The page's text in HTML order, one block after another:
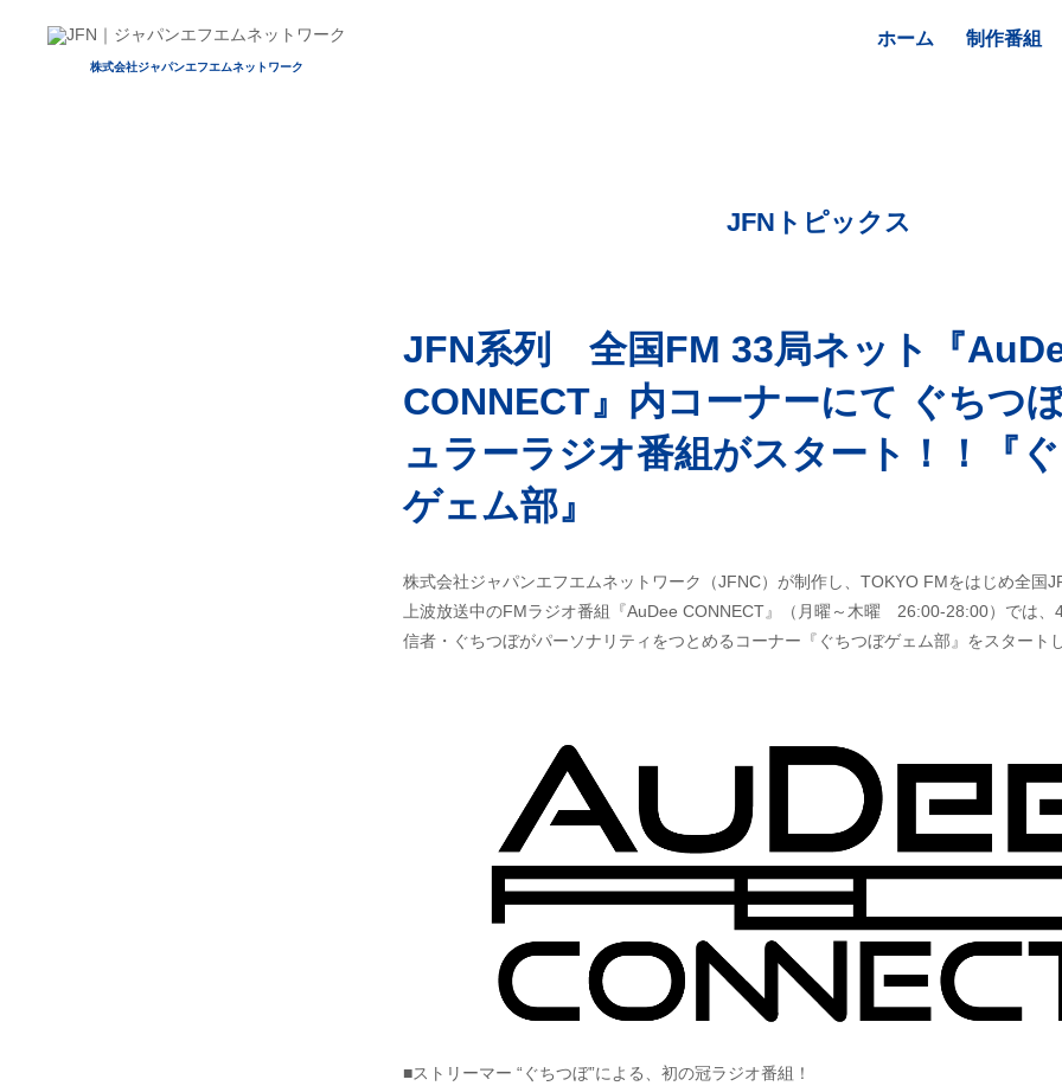
株式会社ジャパンエフエムネットワーク
ホーム 制作番組
JFNトピックス
JFN系列 全国FM 33局ネット『
CONNECT』内コーナーにて ぐちつ
ュラーラジオ番組がスタート！！『
ゲェム部』
株式会社ジャパンエフエムネットワーク（JFNC）が制作し、TOKYO FMをはじめ全国
上波放送中のFMラジオ番組『AuDee CONNECT』（月曜～木曜 26:00-28:00）では、
信者・ぐちつぼがパーソナリティをつとめるコーナー『ぐちつぼゲェム部』をスタートし
■ストリーマー “ぐちつぼ”による、初の冠ラジオ番組！